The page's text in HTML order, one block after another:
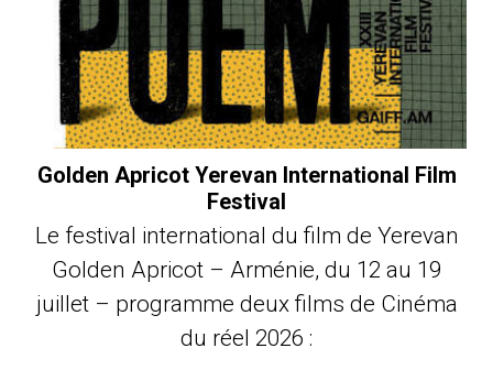
Golden Apricot Yerevan International Film
Festival
Le festival international du film de Yerevan
Golden Apricot – Arménie, du 12 au 19
juillet – programme deux films de Cinéma
du réel 2026 :